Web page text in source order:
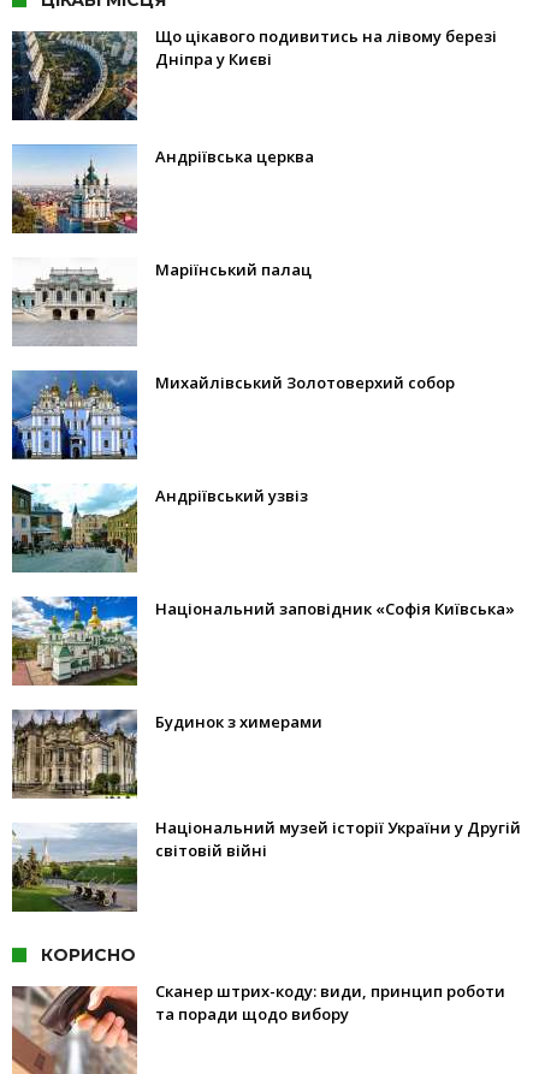
Що цікавого подивитись на лівому березі
Дніпра у Києві
Андріївська церква
Маріїнський палац
Михайлівський Золотоверхий собор
Андріївський узвіз
Національний заповідник «Софія Київська»
Будинок з химерами
Національний музей історії України у Другій
світовій війні
КОРИСНО
Сканер штрих-коду: види, принцип роботи
та поради щодо вибору